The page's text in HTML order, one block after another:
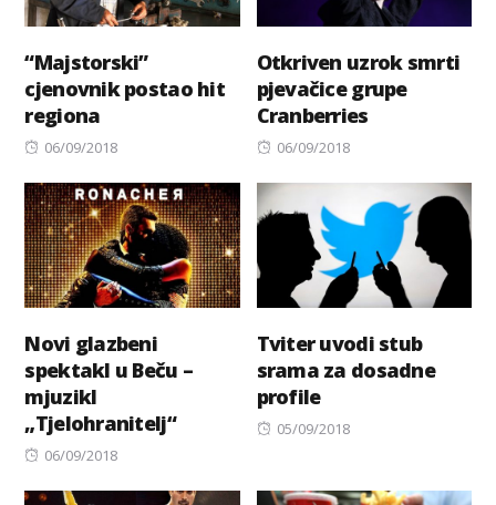
“Majstorski”
cjenovnik postao hit
regiona
Posted
06/09/2018
Otkriven uzrok smrti
pjevačice grupe
Cranberries
Posted
06/09/2018
Novi glazbeni
spektakl u Beču –
mjuzikl
„Tjelohranitelj“
Posted
06/09/2018
Tviter uvodi stub
srama za dosadne
profile
Posted
05/09/2018